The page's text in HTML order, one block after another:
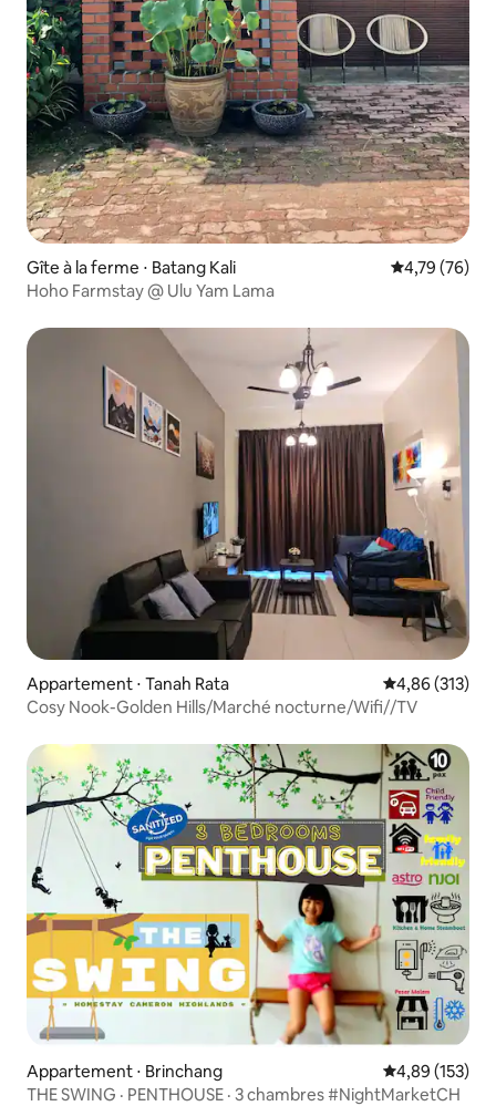
Gîte à la ferme ⋅ Batang Kali Évaluation
4,79 (76)
Hoho Farmstay @ Ulu Yam Lama
Appartement ⋅ Tanah Rata Évaluation
4,86 (313)
Cosy Nook-Golden Hills/Marché nocturne/Wifi//TV
Appartement ⋅ Brinchang Évaluation
4,89 (153)
THE SWING · PENTHOUSE · 3 chambres #NightMarketCH